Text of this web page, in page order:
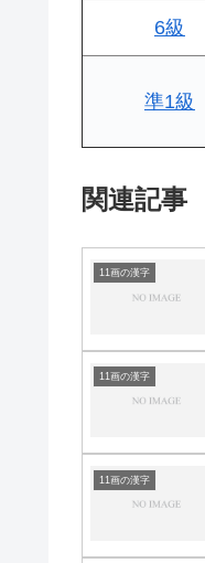
6級
準1級
関連記事
11画の漢字
11画の漢字
11画の漢字